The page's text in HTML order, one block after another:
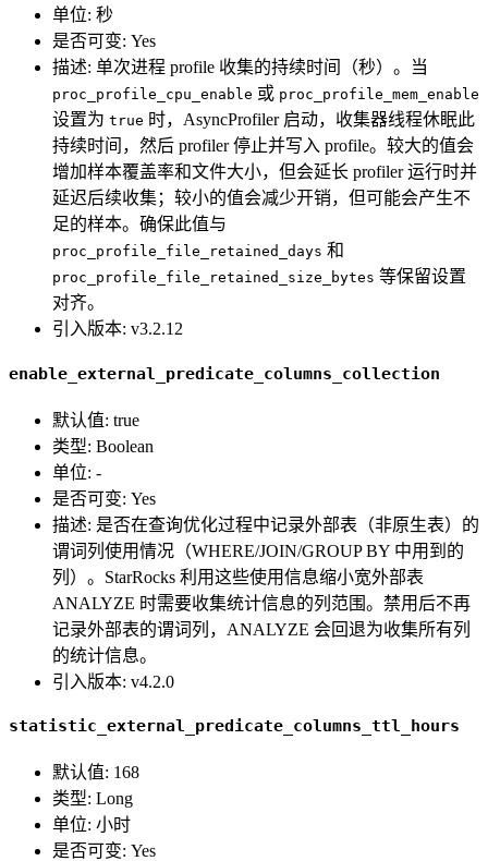
单位: 秒
是否可变: Yes
描述: 单次进程 profile 收集的持续时间（秒）。当
proc_profile_cpu_enable 或 proc_profile_mem_enable
设置为 true 时，AsyncProfiler 启动，收集器线程休眠此
持续时间，然后 profiler 停止并写入 profile。较大的值会
增加样本覆盖率和文件大小，但会延长 profiler 运行时并
延迟后续收集；较小的值会减少开销，但可能会产生不
足的样本。确保此值与
proc_profile_file_retained_days 和
proc_profile_file_retained_size_bytes 等保留设置
对齐。
引入版本: v3.2.12
enable_external_predicate_columns_collection
默认值: true
类型: Boolean
单位: -
是否可变: Yes
描述: 是否在查询优化过程中记录外部表（非原生表）的
谓词列使用情况（WHERE/JOIN/GROUP BY 中用到的
列）。StarRocks 利用这些使用信息缩小宽外部表
ANALYZE 时需要收集统计信息的列范围。禁用后不再
记录外部表的谓词列，ANALYZE 会回退为收集所有列
的统计信息。
引入版本: v4.2.0
statistic_external_predicate_columns_ttl_hours
默认值: 168
类型: Long
单位: 小时
是否可变: Yes